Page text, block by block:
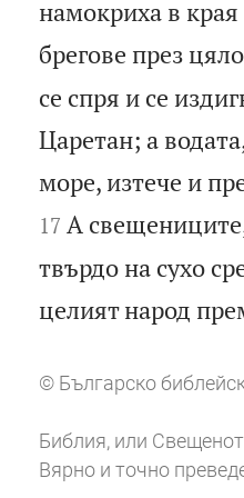
намокриха в
брегове през
се спря и се
Царетан; а
море, изтече и
17 А
твърдо на сухо
целият народ
© Българско
Библия, или
Вярно и точно